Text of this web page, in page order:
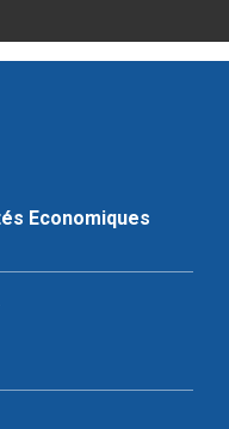
Economiques